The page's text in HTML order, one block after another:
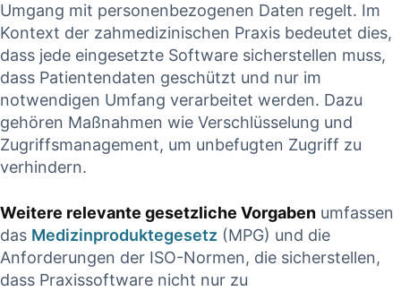
Umgang mit personenbezogenen Daten regelt. Im‍
Kontext der ‍zahmedizinischen Praxis bedeutet ⁤dies,
dass​ jede eingesetzte ⁣Software sicherstellen muss,
dass Patientendaten‍ geschützt und nur im
notwendigen Umfang‌ verarbeitet werden. Dazu
gehören⁣ Maßnahmen wie Verschlüsselung und
‌Zugriffsmanagement,‍ um unbefugten Zugriff zu ​
verhindern.
Weitere relevante gesetzliche Vorgaben umfassen
das Medizinproduktegesetz (MPG)‍ und die ​
Anforderungen der ISO-Normen, die sicherstellen,
‌dass‍ Praxissoftware​ nicht nur zu